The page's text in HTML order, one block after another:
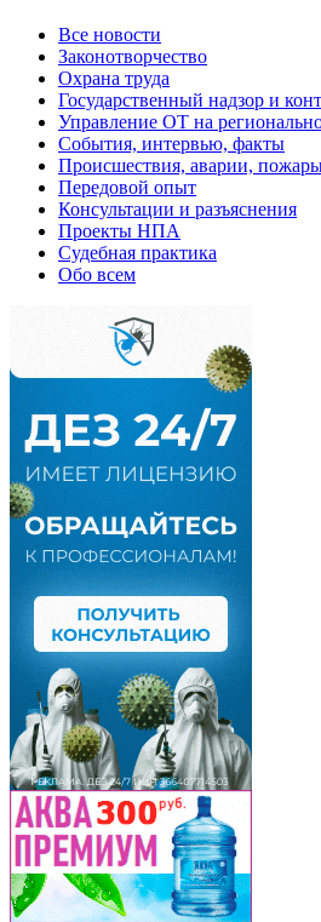
Все новости
Законотворчество
Охрана труда
Государственный надзор и
Управление ОТ на
События, интервью, факты
Происшествия, аварии,
Передовой опыт
Консультации и разъяснения
Проекты НПА
Судебная практика
Обо всем